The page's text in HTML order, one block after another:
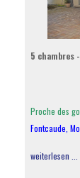
5
Proche des
Fontcaude
weiterlesen ...